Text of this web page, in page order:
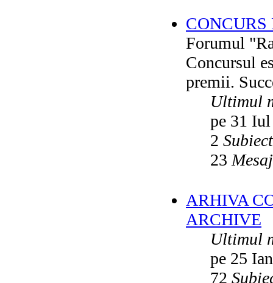
Forumul
Concursul
premii.
Ultimul
pe 31
2
23
ARHIVA
ARCHIVE
Ultimul
pe 25
72